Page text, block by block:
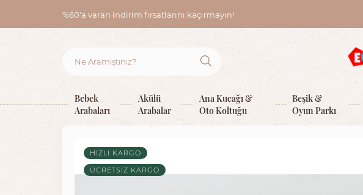
%60'a varan indirim fırsatlarını kaçırmayın!
Bebek
Arabaları
Akülü
Arabalar
Ana Kucağı &
Oto Koltuğu
Beşik &
Oyun Parkı
HIZLI KARGO
ÜCRETSIZ KARGO